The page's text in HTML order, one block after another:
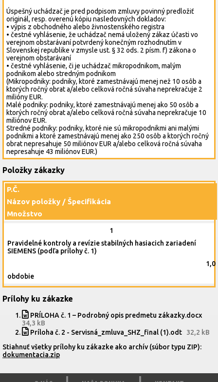
Úspešný uchádzač je pred podpisom zmluvy povinný predložiť
originál, resp. overenú kópiu nasledovných dokladov:
• výpis z obchodného alebo živnostenského registra
• čestné vyhlásenie, že uchádzač nemá uložený zákaz účasti vo
verejnom obstarávaní potvrdený konečným rozhodnutím v
Slovenskej republike v zmysle ust. § 32 ods. 2 písm. f) zákona o
verejnom obstarávaní
• čestné vyhlásenie, či je uchádzač mikropodnikom, malým
podnikom alebo stredným podnikom
(Mikropodniky: podniky, ktoré zamestnávajú menej než 10 osôb a
ktorých ročný obrat a/alebo celková ročná súvaha neprekračuje 2
milióny EUR.
Malé podniky: podniky, ktoré zamestnávajú menej ako 50 osôb a
ktorých ročný obrat a/alebo celková ročná súvaha neprekračuje 10
miliónov EUR.
Stredné podniky: podniky, ktoré nie sú mikropodnikmi ani malými
podnikmi a ktoré zamestnávajú menej ako 250 osôb a ktorých ročný
obrat nepresahuje 50 miliónov EUR a/alebo celková ročná súvaha
nepresahuje 43 miliónov EUR.)
Položky zákazky
P.Č.
Názov položky / Špecifikácia
Množstvo
1
Pravidelné kontroly a revízie stabilných hasiacich zariadení
SIEMENS (podľa prílohy č. 1)
1,0
obdobie
Prílohy ku zákazke
PRÍLOHA č. 1 – Podrobný opis predmetu zákazky.docx
34,3 kB
Príloha č. 2 - Servisná_zmluva_SHZ_final (1).odt 32,2 kB
Stiahnuť všetky prílohy ku zákazke ako archív (súbor typu ZIP):
dokumentacia.zip